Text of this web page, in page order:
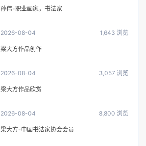
孙伟-职业画家，书法家
2026-08-04 1,643 浏览
梁大方作品创作
2026-08-04 3,057 浏览
梁大方作品欣赏
2026-08-04 8,800 浏览
梁大方-中国书法家协会会员